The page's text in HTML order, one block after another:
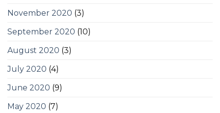
November 2020 (3)
September 2020 (10)
August 2020 (3)
July 2020 (4)
June 2020 (9)
May 2020 (7)